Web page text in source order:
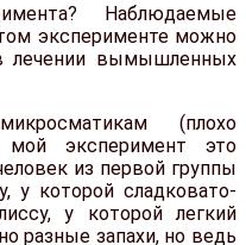
Наблюдаемые
эксперименте можно
лечении вымышленных
(плохо
эксперимент это
из первой группы
у которой сладковато-
у которой легкий
разные запахи, но ведь